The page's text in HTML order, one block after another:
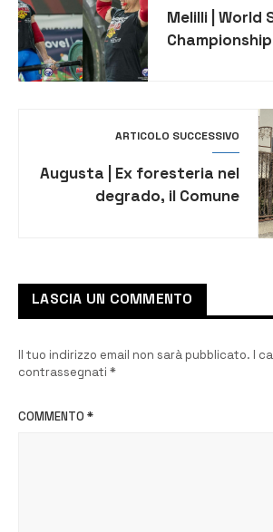
Melilli | World
ARTICOLO SUCCESSIVO
Augusta | Ex foresteria nel
degrado, il Comune
LASCIA UN COMMENTO
Il tuo indirizzo email non sarà pubblicato. I
contrassegnati *
COMMENTO *